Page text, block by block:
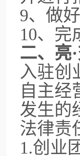
9、做
10、
二、亮
入驻创
自主经
发生的
法律责
1.创业